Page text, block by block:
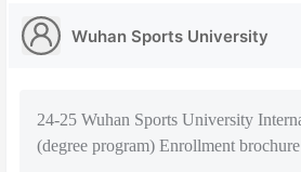
Wuhan Sports University
24-25 Wuhan Sports University
(degree program) Enrollment brochure